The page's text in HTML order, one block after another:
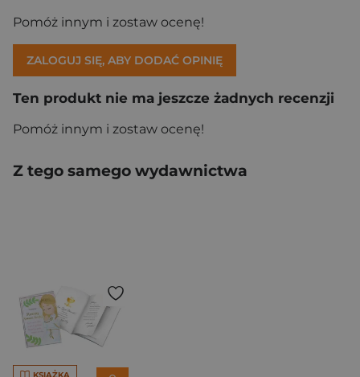
Pomóż innym i zostaw ocenę!
ZALOGUJ SIĘ, ABY DODAĆ OPINIĘ
Ten produkt nie ma jeszcze żadnych recenzji
Pomóż innym i zostaw ocenę!
Z tego samego wydawnictwa
KSIĄŻKA